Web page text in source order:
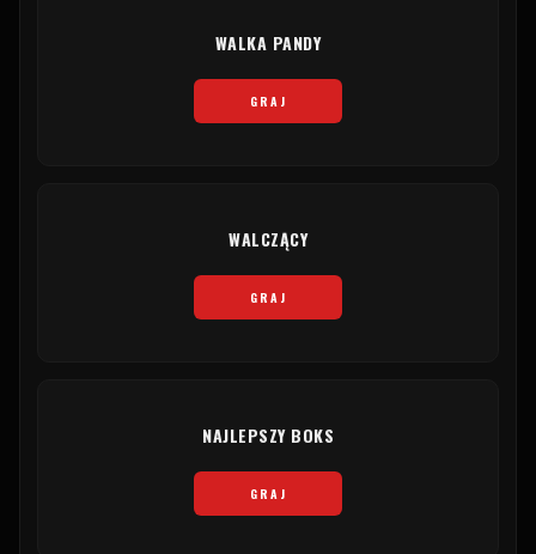
WALKA PANDY
GRAJ
WALCZĄCY
GRAJ
NAJLEPSZY BOKS
GRAJ